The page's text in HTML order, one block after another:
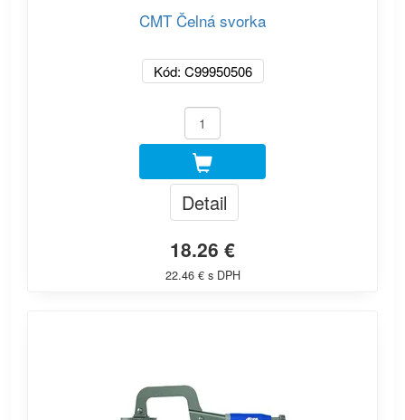
CMT Čelná svorka
Kód: C99950506
Detail
18.26 €
22.46 € s DPH